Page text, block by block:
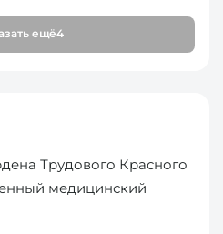
ещё4
Трудового Красного
медицинский